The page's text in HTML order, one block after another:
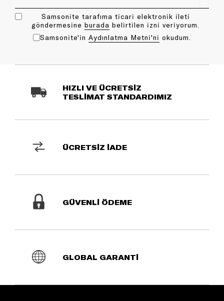
Samsonite tarafıma ticari elektronik ileti
göndermesine bu rada belirtilen izni veriyorum.
Samsonite'in Aydınlatma Metni'ni okudum.
HIZLI VE ÜCRETSİZ
TESLİMAT STANDARDIMIZ
ÜCRETSİZ İADE
GÜVENLİ ÖDEME
GLOBAL GARANTİ